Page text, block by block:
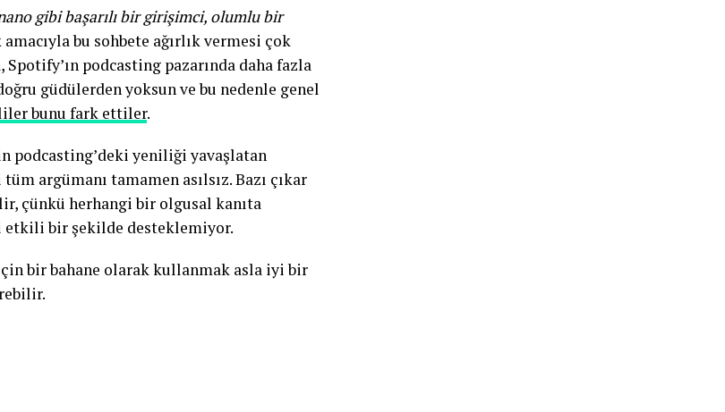
gibi başarılı bir girişimci, olumlu bir
bu sohbete ağırlık vermesi çok
podcasting pazarında daha fazla
güdülerden yoksun ve bu nedenle genel
bunu fark ettiler.
podcasting’deki yeniliği yavaşlatan
argümanı tamamen asılsız.Bazı çıkar
çünkü herhangi bir olgusal kanıta
etkili bir şekilde desteklemiyor.
bir bahane olarak kullanmak asla iyi bir